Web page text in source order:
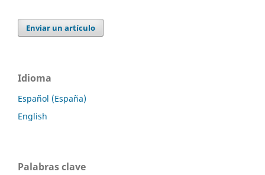
Enviar un artículo
Idioma
Español (España)
English
Palabras clave